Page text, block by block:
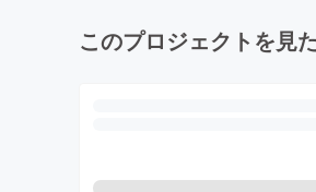
このプロジェクトを見